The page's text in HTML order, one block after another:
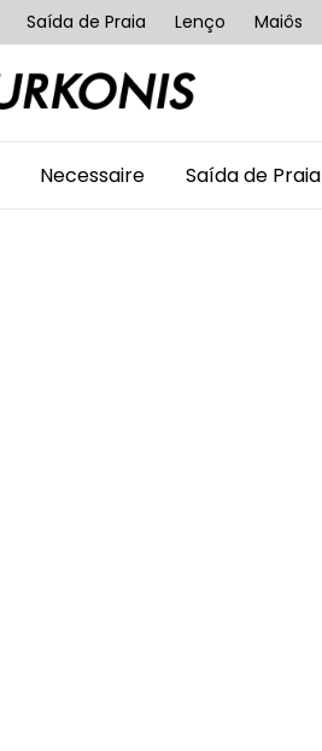
Saída de Praia Lenço Maiôs
Necessaire Saída de Praia